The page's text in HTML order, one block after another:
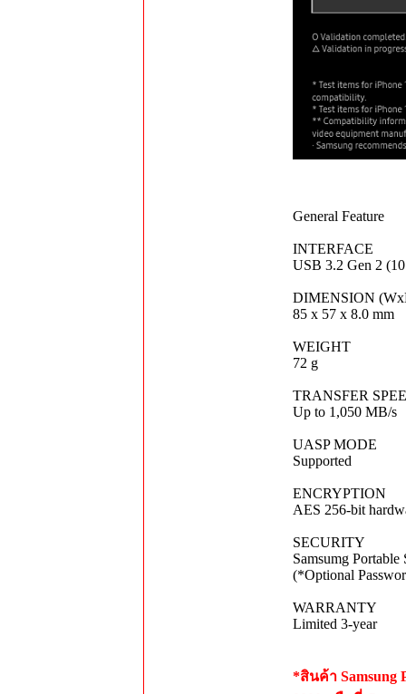
General Feature
INTERFACE
USB 3.2 Gen 2
DIMENSION
85 x 57 x 8.0 mm
WEIGHT
72 g
TRANSFER
Up to 1,050 MB/s
UASP MODE
Supported
ENCRYPTION
AES 256-bit
SECURITY
Samsumg
(*Optional
WARRANTY
Limited 3-year
*สินค้า Samsung